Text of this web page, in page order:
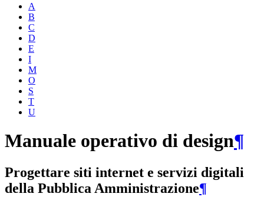
A
B
C
D
E
I
M
O
S
T
U
Manuale operativo di design¶
Progettare siti internet e servizi digitali
della Pubblica Amministrazione¶